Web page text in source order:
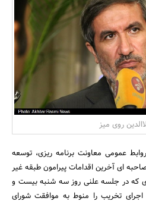
بانک، بیمه و سرمایه
مسکن و ساختمان
روی میز
عمومی معاونت برنامه ریزی، توسعه
ای آخرین اقدامات پیرامون طبقه غیر
وی که در جلسه علنی روز سه شنبه بیست و
تخریب را منوط به موافقت شورای